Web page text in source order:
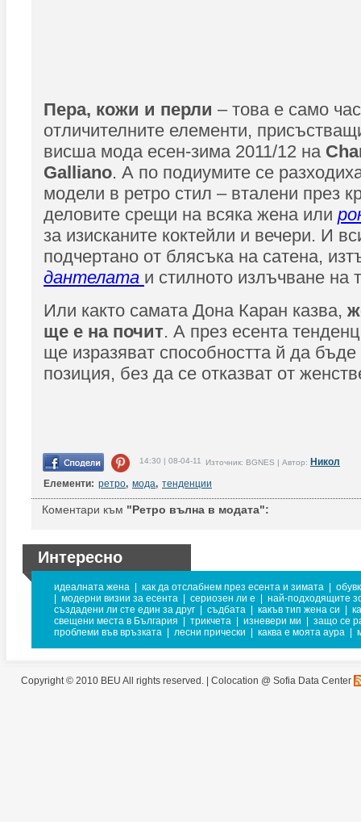
Пера, кожи и перли – това е само
отличителните елементи,
висша мода есен-зима 2011/12 на
Galliano. А по подиумите се
модели в ретро стил – вталени през
деловите срещи на всяка жена или
за изисканите коктейли и вечери. И
подчертано от блясъка на сатена,
дантелата и стилното излъчване на
Или както самата Дона Каран казва,
ще е на почит. А през есента
ще изразяват способността й да
позиция, без да се отказват от
14:30 | 08-04-11 Източник: BGNES | Автор: Никол
Елементи: ретро, мода, тенденции
Коментари към "Ретро вълна в модата":
Интересно
идеалната жена как да отслабнем през есента и зимата
модерни визии за есента сериозен ли е
най-подходящите
създадени ли сте един за друг
съдбата какъв тип жена си
свещени места в България
трикчета изневери ми
защо се
проблеми във връзката
лесни прически каква е моята аура
Copyright © 2010 BEU All rights reserved. | Colocation @ Sofia Data Center